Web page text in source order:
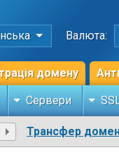
Валюта:
домену
Сервери
Трансфер